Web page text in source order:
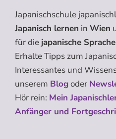
Japanischschule
Japanisch lernen in Wien
für die japanische Sprache
Erhalte Tipps zum
Interessantes und
unserem Blogoder
Hör rein: Mein
Anfänger und